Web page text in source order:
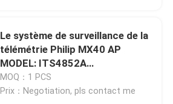
Le système de surveillance de la
télémétrie Philip MX40 AP
MODEL: ITS4852A
REF:989803171221
PN:453564235181
MOQ：1 PCS
Prix：Negotiation, pls contact me